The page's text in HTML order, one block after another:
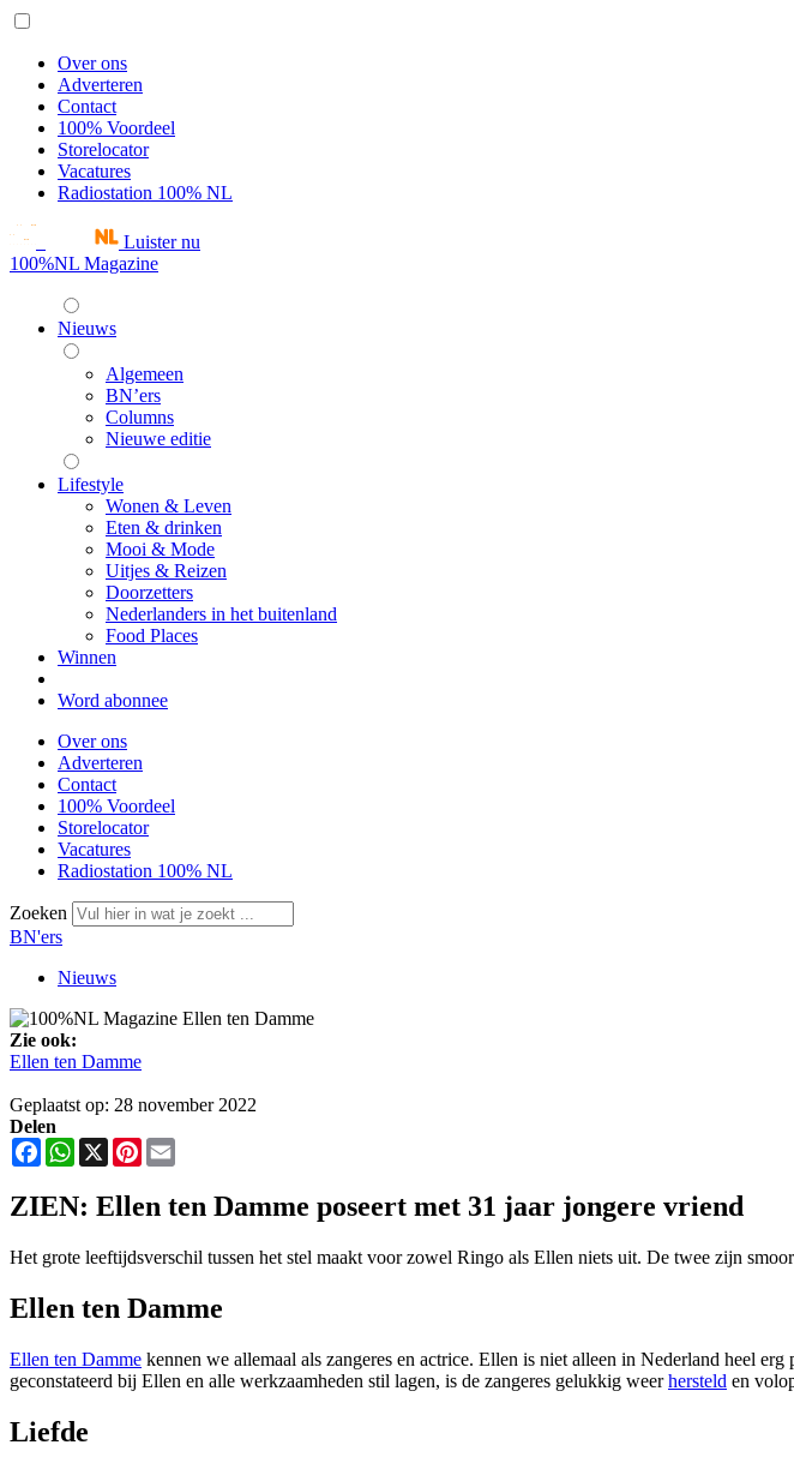
Over ons
Adverteren
Contact
100% Voordeel
Storelocator
Vacatures
Radiostation 100% NL
Luister nu
100%NL Magazine
Nieuws
Algemeen
BN’ers
Columns
Nieuwe editie
Lifestyle
Wonen & Leven
Eten & drinken
Mooi & Mode
Uitjes & Reizen
Doorzetters
Nederlanders in het buitenland
Food Places
Winnen
Word abonnee
Over ons
Adverteren
Contact
100% Voordeel
Storelocator
Vacatures
Radiostation 100% NL
Zoeken
BN'ers
Nieuws
Zie ook:
Ellen ten Damme
Geplaatst op: 28 november 2022
Delen
FacebookWhatsApp
X Pinterest
ZIEN: Ellen ten Damme poseert met 31 jaar jongere vriend
Het grote leeftijdsverschil tussen het stel maakt voor zowel Ringo als Ellen niets uit. De twee zijn
Ellen ten Damme
Ellen ten Damme kennen we allemaal als zangeres en actrice. Ellen is niet alleen in Nederland heel
geconstateerd bij Ellen en alle werkzaamheden stil lagen, is de zangeres gelukkig weerhersteld en
Liefde